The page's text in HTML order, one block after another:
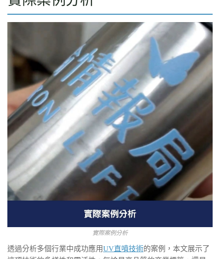
實際案例分析
透過分析多個行業中成功應用UV直噴技術的案例，本文展示了